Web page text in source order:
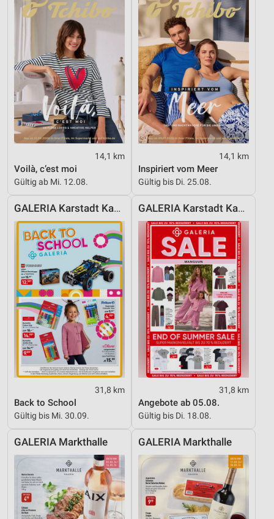
14,1 km
Voilà, c’est moi
Gültig ab Mi. 12.08.
14,1 km
Inspiriert vom Meer
Gültig bis Di. 25.08.
GALERIA Karstadt Kaufhof
31,8 km
Back to School
Gültig bis Mi. 30.09.
GALERIA Karstadt Kaufhof
31,8 km
Angebote ab 05.08.
Gültig bis Di. 18.08.
GALERIA Markthalle GALERIA Markthalle